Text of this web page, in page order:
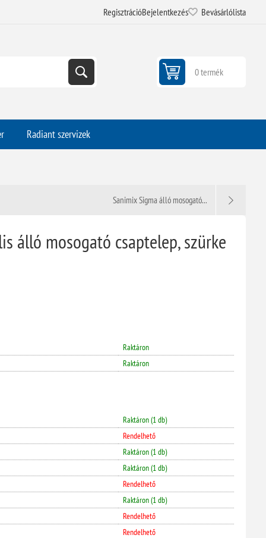
RegisztrációBejelentkezés Bevásárlólista
0 termék
Radiant szervizek
Sanimix Sigma álló mosogató...
álló mosogató csaptelep, szürke
Raktáron
Raktáron
Raktáron (1 db)
Rendelhető
Raktáron (1 db)
Raktáron (1 db)
Rendelhető
Raktáron (1 db)
Rendelhető
Rendelhető